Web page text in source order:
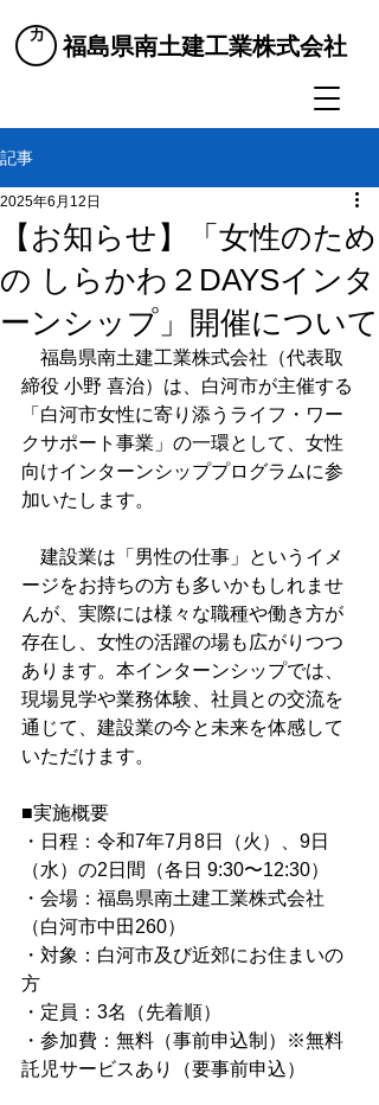
​福島県南土建工業株式会社
記事
【お知らせ】「女性のため
の しらかわ２DAYSインタ
ーンシップ」開催について
2025年6月12日
福島県南土建工業株式会社（代表取
締役 小野 喜治）は、白河市が主催する
「白河市女性に寄り添うライフ・ワー
クサポート事業」の一環として、女性
向けインターンシッププログラムに参
加いたします。
建設業は「男性の仕事」というイメ
ージをお持ちの方も多いかもしれませ
んが、実際には様々な職種や働き方が
存在し、女性の活躍の場も広がりつつ
あります。本インターンシップでは、
現場見学や業務体験、社員との交流を
通じて、建設業の今と未来を体感して
いただけます。
■実施概要
・日程：令和7年7月8日（火）、9日
（水）の2日間（各日 9:30〜12:30）
・会場：福島県南土建工業株式会社
（白河市中田260）
・対象：白河市及び近郊にお住まいの
方
・定員：3名（先着順）
・参加費：無料（事前申込制）※無料
託児サービスあり（要事前申込）